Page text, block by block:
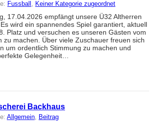
Fussball , Keiner Kategorie zugeordnet
17.04.2026 empfängt unsere Ü32 Altherren
wird ein spannendes Spiel garantiert, aktuell
Platz und versuchen es unseren Gästen vom
zu machen. Über viele Zuschauer freuen sich
um ordentlich Stimmung zu machen und
Gelegenheit…
Backhaus
Allgemein, Beitrag